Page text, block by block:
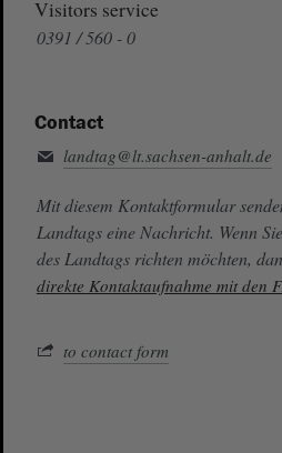
Visitors service
0391 / 560 - 0
Contact
landtag@lt.sachsen-anhalt.de
Mit diesem Kontaktformular
Landtags eine Nachricht. Wenn
des Landtags richten möchten,
direkte Kontaktaufnahme mit den
to contact form